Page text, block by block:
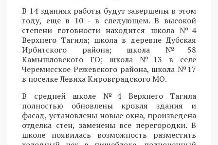
В 14 зданиях работы будут завершены в этом
году, еще в 10 - в следующем. В высокой
степени готовности находится школа №4
Верхнего Тагила; школа в деревне Дубская
Ирбитского района; школа №58
Камышловского ГО; школа №13 в селе
Черемисское Режевского района, школа №17
в поселке Левиха Кировградского МО.
В средней школе №4 Верхнего Тагила
полностью обновлены кровля здания и
фасад, установлены новые окна, произведена
отделка стен, заменены все перегородки. В
школе появилась возможность разместить